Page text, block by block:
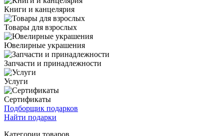
Книги и канцелярия
Товары для взрослых
Ювелирные украшения
Запчасти и принадлежности
Услуги
Сертификаты
Подборщик подарков
Найти подарки
Категории товаров